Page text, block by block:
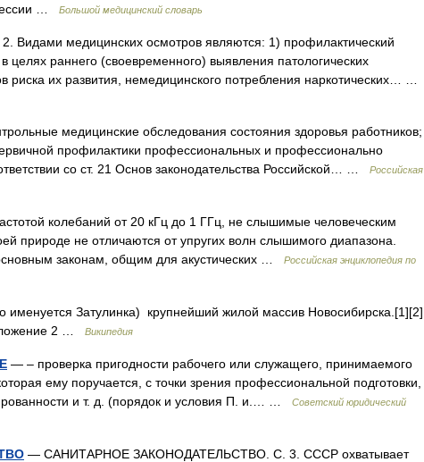
…
Большой медицинский словарь
Видами медицинских осмотров являются: 1) профилактический
раннего (своевременного) выявления патологических
риска их развития, немедицинского потребления наркотических… …
медицинские обследования состояния здоровья работников;
профилактики профессиональных и профессионально
со ст. 21 Основ законодательства Российской… …
Российская
колебаний от 20 кГц до 1 ГГц, не слышимые человеческим
природе не отличаются от упругих волн слышимого диапазона.
законам, общим для акустических …
Российская энциклопедия по
именуется Затулинка) крупнейший жилой массив Новосибирска.[1][2]
2 …
Википедия
— – проверка пригодности рабочего или служащего, принимаемого
ему поручается, с точки зрения профессиональной подготовки,
и т. д. (порядок и условия П. и.… …
Советский юридический
— САНИТАРНОЕ ЗАКОНОДАТЕЛЬСТВО. С. 3. СССР охватывает